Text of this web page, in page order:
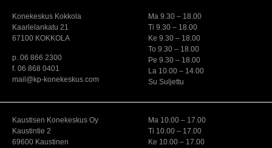
Konekeskus Kokkola
Kaarlelankatu 21
67100 KOKKOLA
p. 06 866 2300
f. 06 868 0401
mail@kp-konekeskus.com
Ma 9.30 – 18.00
Ti 9.30 – 18.00
Ke 9.30 – 18.00
To 9.30 – 18.00
Pe 9.30 – 18.00
La 10.00 – 14.00
Su Suljettu
Kaustisen Konekeskus Oy
Kaustintie 2
69600 Kaustinen
Ma 10.00 – 17.00
Ti 10.00 – 17.00
Ke 10.00 – 17.00